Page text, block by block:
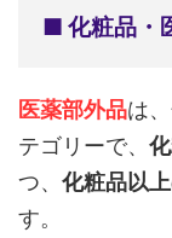
■ 化粧品・
医薬部外品は
テゴリーで、
つ、 化粧品以
す。